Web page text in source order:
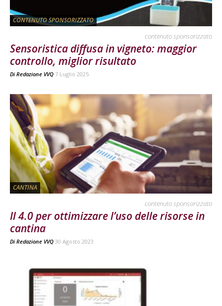
CONTENUTO SPONSORIZZATO
contenuto sponsorizzato
Sensoristica diffusa in vigneto: maggior
controllo, miglior risultato
Di Redazione VVQ 7 Luglio 2025
CANTINA
contenuto sponsorizzato
Il 4.0 per ottimizzare l’uso delle risorse in
cantina
Di Redazione VVQ 30 Agosto 2023